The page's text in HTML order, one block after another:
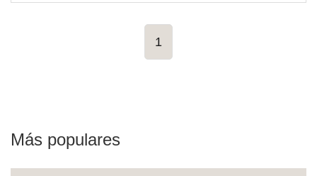
1
Más populares